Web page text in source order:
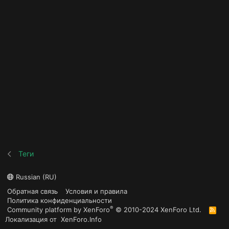
Теги
Russian (RU)
Обратная связь
Условия и правила
Политика конфиденциальности
Community platform by XenForo® © 2010-2024 XenForo Ltd.
R
S
Локализация от XenForo.Info